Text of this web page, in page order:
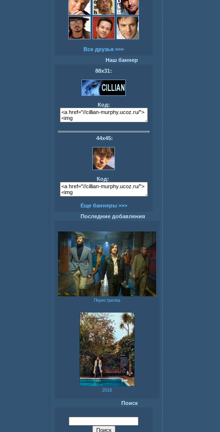
Все друзья >>>
Наш баннер
88х31:
Код:
44х45:
Код:
Еще баннеры >>>
Последние добавления
Перестрелка
2016
Поиск